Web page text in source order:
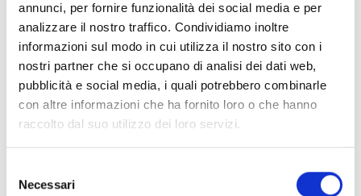
annunci, per fornire funzionalità dei social media e per
analizzare il nostro traffico. Condividiamo inoltre
informazioni sul modo in cui utilizza il nostro sito con i
nostri partner che si occupano di analisi dei dati web,
pubblicità e social media, i quali potrebbero combinarle
con altre informazioni che ha fornito loro o che hanno
raccolto dal suo utilizzo dei loro servizi.
delNecessari
Venerdì 17 dicembre 2010 – ore 16,30
Immagini dal Parco
proiezione fotografica di flora, fauna e paesaggio
a cura dell’ Associazione Le nostre radici di Torre del
Lago